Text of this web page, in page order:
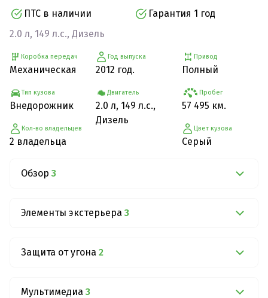
ПТС в наличии
Гарантия 1 год
2.0 л, 149 л.с., Дизель
Коробка передач
Механическая
Тип кузова
Внедорожник
Кол-во владельцев
2 владельца
Год выпуска
2012 год.
Двигатель
2.0 л, 149 л.с.,
Дизель
Привод
Полный
Пробег
57 495 км.
Цвет кузова
Серый
Обзор 3
Элементы экстерьера 3
Защита от угона 2
Мультимедиа 3